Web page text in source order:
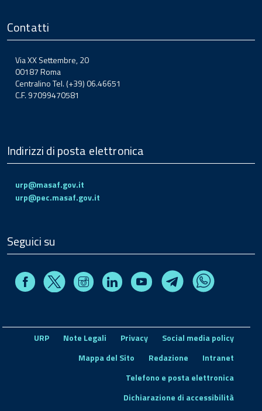
Contatti
Via XX Settembre, 20
00187 Roma
Centralino Tel. (+39) 06.46651
C.F. 97099470581
Indirizzi di posta elettronica
urp@masaf.gov.it
urp@pec.masaf.gov.it
Seguici su
FacebookX InstagramLinkedin Youtube TelegramWhatsapp
URP Note Legali Privacy
Social media policy
Mappa del Sito
Redazione
Intranet
Telefono e posta elettronica
Dichiarazione di accessibilità